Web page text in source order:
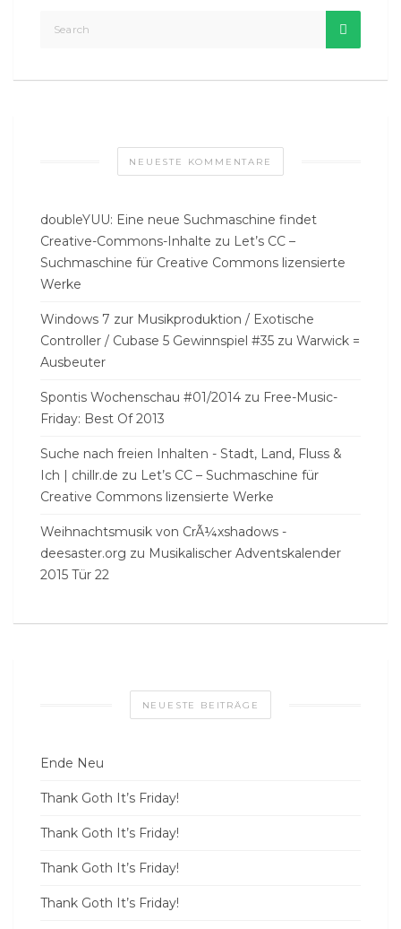
NEUESTE KOMMENTARE
doubleYUU: Eine neue Suchmaschine findet
Creative-Commons-Inhalte zu Let’s CC –
Suchmaschine für Creative Commons lizensierte
Werke
Windows 7 zur Musikproduktion / Exotische
Controller / Cubase 5 Gewinnspiel #35 zu Warwick =
Ausbeuter
Spontis Wochenschau #01/2014 zu Free-Music-
Friday: Best Of 2013
Suche nach freien Inhalten - Stadt, Land, Fluss &
Ich | chillr.de zu Let’s CC – Suchmaschine für
Creative Commons lizensierte Werke
Weihnachtsmusik von CrÃ¼xshadows -
deesaster.org zu Musikalischer Adventskalender
2015 Tür 22
NEUESTE BEITRÄGE
Ende Neu
Thank Goth It’s Friday!
Thank Goth It’s Friday!
Thank Goth It’s Friday!
Thank Goth It’s Friday!